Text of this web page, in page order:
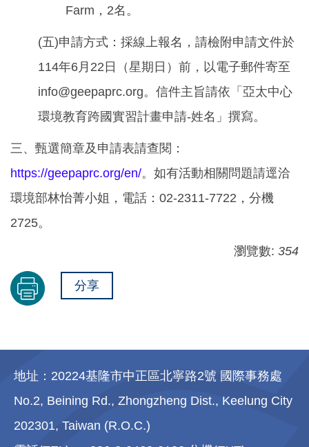
Farm，2名。
(五)申請方式：採線上報名，請檢附申請文件於
114年6月22日（星期日）前，以電子郵件寄至
info@geepaprc.org。信件主旨請依「亞太中心
環境教育跨國實習計畫申請-姓名」撰寫。
三、甄選簡章及申請表請查閱：
https://geepaprc.org/en/。如有活動相關問題請逕洽
環境部林怡菁小姐，電話：02-2311-7722，分機
2725。
瀏覽數: 354
分享
地址：20224基隆市中正區北寧路2號 國際事務處
No.2, Beining Rd., Zhongzheng Dist., Keelung City
202301, Taiwan (R.O.C.)